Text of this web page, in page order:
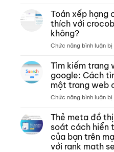
Toán xếp hạng
thích với
không?
Chức năng bình luận
Tìm kiếm trang
google: Cách
một trang web
Chức năng bình luận
Thẻ meta đồ
soát cách hiển
của bạn trên
với rank math